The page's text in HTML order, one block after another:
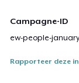
Campagne-ID
ew-people-
Rapporteer deze